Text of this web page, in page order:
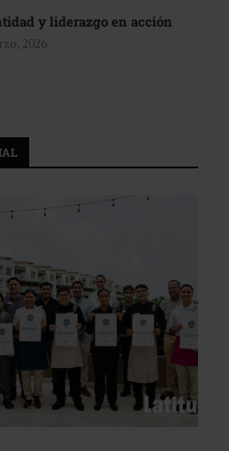
y liderazgo en acción
2026